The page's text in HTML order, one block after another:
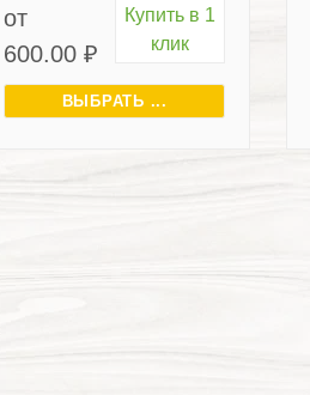
от
600.00 ₽
Купить в 1
клик
ВЫБРАТЬ ...